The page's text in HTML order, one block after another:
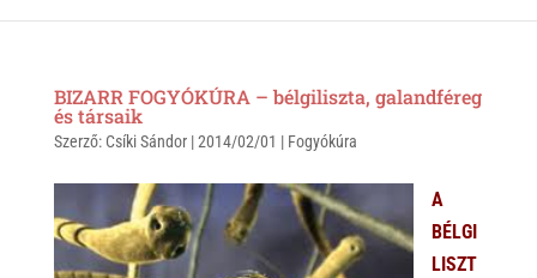
BIZARR FOGYÓKÚRA – bélgiliszta, galandféreg
és társaik
Szerző: Csíki Sándor|2014/02/01 | Fogyókúra
A
BÉLGI
LISZT